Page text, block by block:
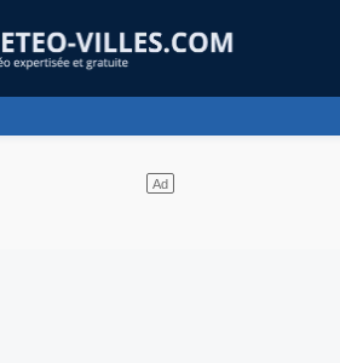
ciel - pas de pluie